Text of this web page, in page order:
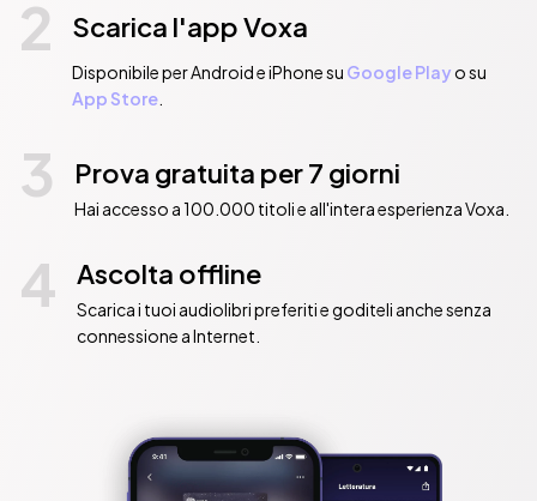
2 Scarica l'app Voxa
Disponibile per Android e iPhone su Google Playo su
App Store.
3 Prova gratuita per 7 giorni
Hai accesso a 100.000 titoli e all'intera esperienza Voxa.
4 Ascolta offline
Scarica i tuoi audiolibri preferiti e goditeli anche senza
connessione a Internet.